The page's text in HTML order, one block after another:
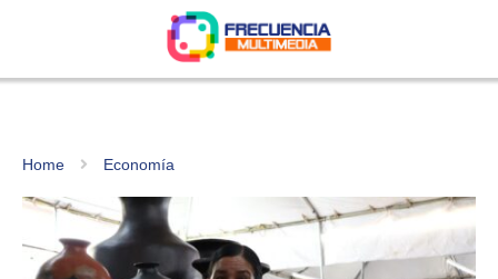
Home Economía